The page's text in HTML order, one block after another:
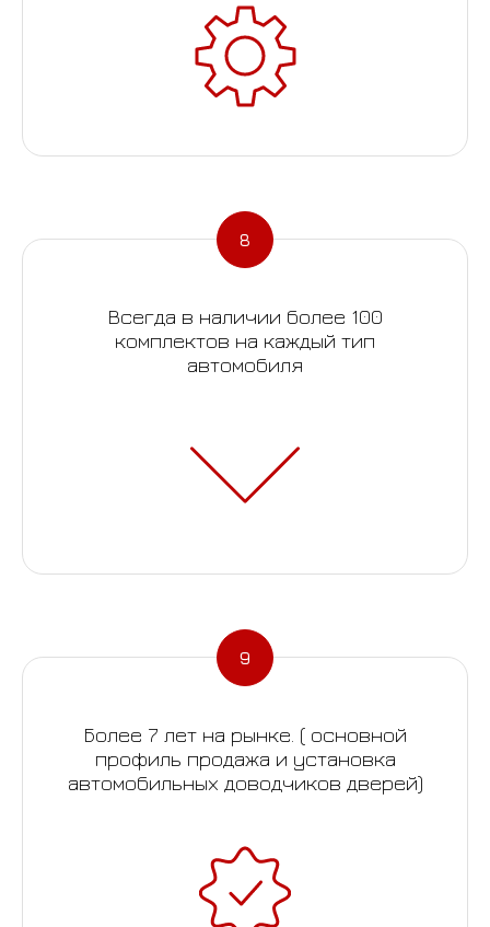
Всегда в наличии более 100
комплектов на каждый тип
автомобиля
Более 7 лет на рынке. ( основной
профиль продажа и установка
автомобильных доводчиков дверей)